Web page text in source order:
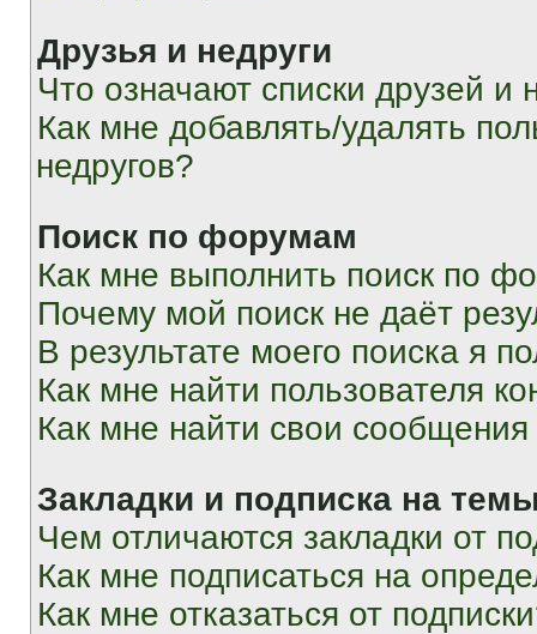
Друзья и недруги
Что означают списки друзей и
Как мне добавлять/удалять
недругов?
Поиск по форумам
Как мне выполнить поиск по
Почему мой поиск не даёт
В результате моего поиска я
Как мне найти пользователя
Как мне найти свои
Закладки и подписка на
Чем отличаются закладки от
Как мне подписаться на
Как мне отказаться от